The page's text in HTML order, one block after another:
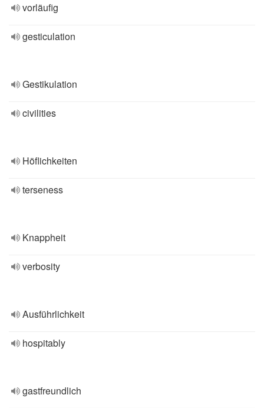
vorläufig
gesticulation
Gestikulation
civilities
Höflichkeiten
terseness
Knappheit
verbosity
Ausführlichkeit
hospitably
gastfreundlich